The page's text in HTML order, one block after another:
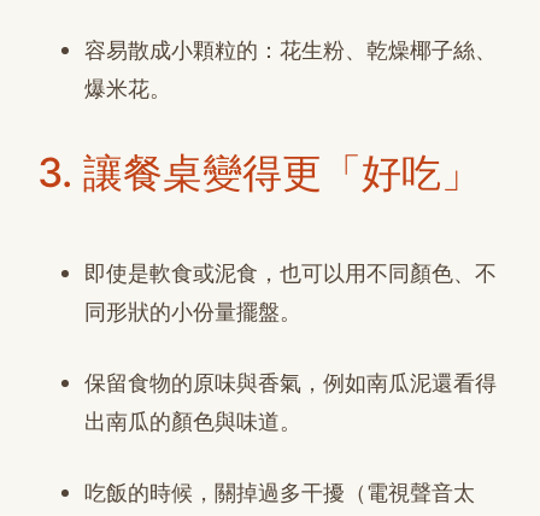
容易散成小顆粒的：花生粉、乾燥椰子絲、
爆米花。
3. 讓餐桌變得更「好吃」
即使是軟食或泥食，也可以用不同顏色、不
同形狀的小份量擺盤。
保留食物的原味與香氣，例如南瓜泥還看得
出南瓜的顏色與味道。
吃飯的時候，關掉過多干擾（電視聲音太